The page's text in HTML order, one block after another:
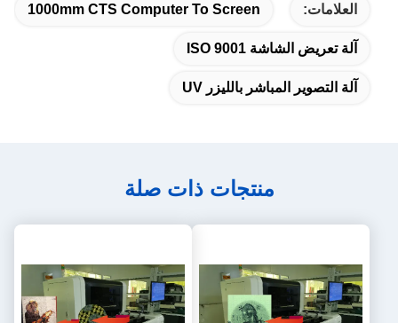
العلامات: 1000mm CTS Computer To Screen
آلة تعريض الشاشة ISO 9001
آلة التصوير المباشر بالليزر UV
منتجات ذات صلة